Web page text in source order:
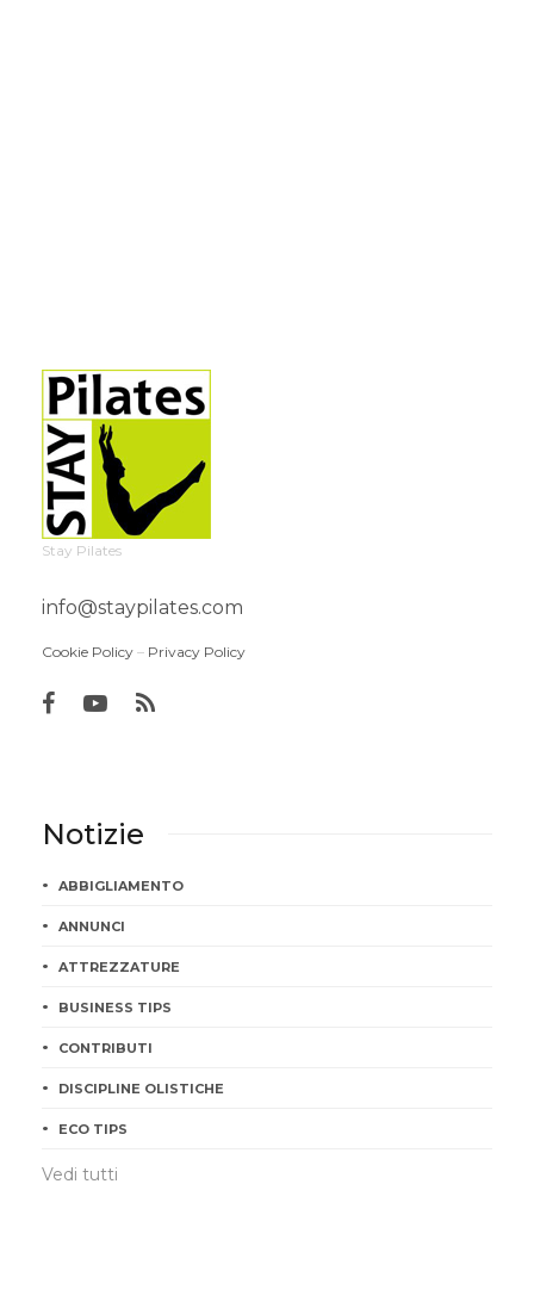
Stay Pilates
info@staypilates.com
Cookie Policy – Privacy Policy
Notizie
ABBIGLIAMENTO
ANNUNCI
ATTREZZATURE
BUSINESS TIPS
CONTRIBUTI
DISCIPLINE OLISTICHE
ECO TIPS